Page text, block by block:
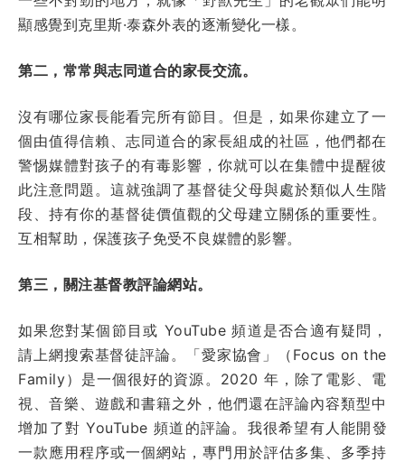
顯感覺到克里斯·泰森外表的逐漸變化一樣。
第二，常常與志同道合的家長交流。
沒有哪位家長能看完所有節目。但是，如果你建立了一
個由值得信賴、志同道合的家長組成的社區，他們都在
警惕媒體對孩子的有毒影響，你就可以在集體中提醒彼
此注意問題。這就強調了基督徒父母與處於類似人生階
段、持有你的基督徒價值觀的父母建立關係的重要性。
互相幫助，保護孩子免受不良媒體的影響。
第三，關注基督教評論網站。
如果您對某個節目或 YouTube 頻道是否合適有疑問，
請上網搜索基督徒評論。「愛家協會」（Focus on the
Family）是一個很好的資源。2020 年，除了電影、電
視、音樂、遊戲和書籍之外，他們還在評論內容類型中
增加了對 YouTube 頻道的評論。我很希望有人能開發
一款應用程序或一個網站，專門用於評估多集、多季持